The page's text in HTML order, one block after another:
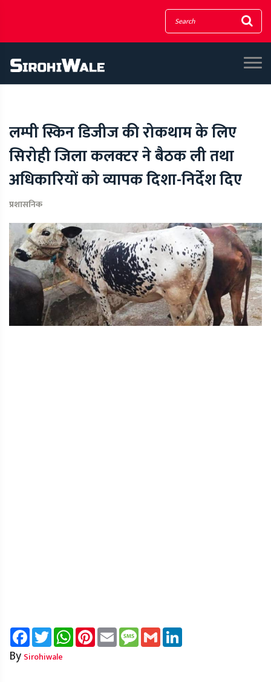
लम्पी स्किन डिजीज की रोकथाम के लिए
सिरोही जिला कलक्टर ने बैठक ली तथा
अधिकारियों को व्यापक दिशा-निर्देश दिए
प्रशासनिक
FacebookTwitterWhatsAppPinterest
Email Message
Gmail
By Sirohiwale